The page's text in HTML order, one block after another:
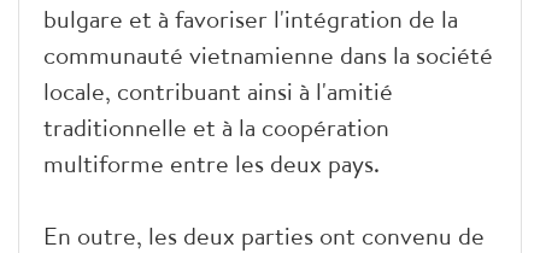
bulgare et à favoriser l'intégration de la
communauté vietnamienne dans la société
locale, contribuant ainsi à l'amitié
traditionnelle et à la coopération
multiforme entre les deux pays.
En outre, les deux parties ont convenu de